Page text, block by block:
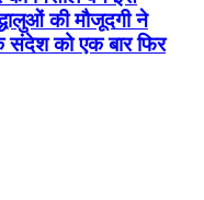
की मौजूदगी ने
संदेश को एक बार फिर